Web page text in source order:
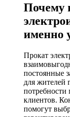
Почему
именно
Прокат
постоянные
для жителей
клиентов.
помогут